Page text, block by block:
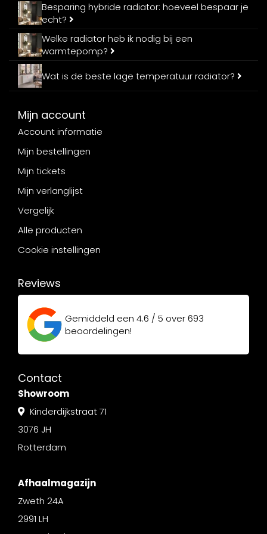
Besparing hybride radiator: hoeveel bespaar je
echt?
Welke radiator heb ik nodig bij een
warmtepomp?
Wat is de beste lage temperatuur radiator?
Mijn account
Account informatie
Mijn bestellingen
Mijn tickets
Mijn verlanglijst
Vergelijk
Alle producten
Cookie instellingen
Reviews
Gemiddeld een 4.6 / 5 over693
beoordelingen!
Contact
Showroom
Kinderdijkstraat 71
3076 JH
Rotterdam
Afhaalmagazijn
Zweth 24A
2991 LH